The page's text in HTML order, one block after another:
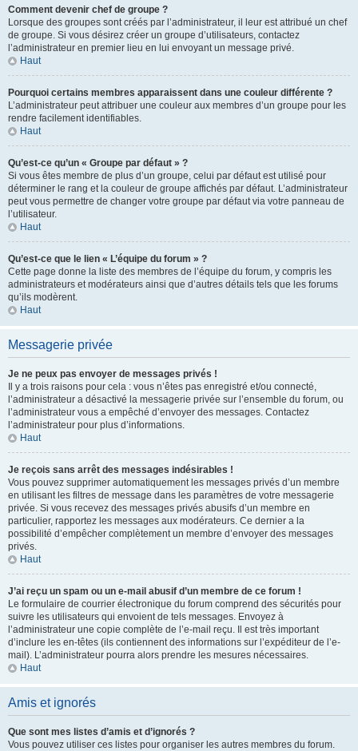
Comment devenir chef de groupe ?
Lorsque des groupes sont créés par l’administrateur, il leur est attribué un chef
de groupe. Si vous désirez créer un groupe d’utilisateurs, contactez
l’administrateur en premier lieu en lui envoyant un message privé.
Haut
Pourquoi certains membres apparaissent dans une couleur différente ?
L’administrateur peut attribuer une couleur aux membres d’un groupe pour les
rendre facilement identifiables.
Haut
Qu’est-ce qu’un « Groupe par défaut » ?
Si vous êtes membre de plus d’un groupe, celui par défaut est utilisé pour
déterminer le rang et la couleur de groupe affichés par défaut. L’administrateur
peut vous permettre de changer votre groupe par défaut via votre panneau de
l’utilisateur.
Haut
Qu’est-ce que le lien « L’équipe du forum » ?
Cette page donne la liste des membres de l’équipe du forum, y compris les
administrateurs et modérateurs ainsi que d’autres détails tels que les forums
qu’ils modèrent.
Haut
Messagerie privée
Je ne peux pas envoyer de messages privés !
Il y a trois raisons pour cela : vous n’êtes pas enregistré et/ou connecté,
l’administrateur a désactivé la messagerie privée sur l’ensemble du forum, ou
l’administrateur vous a empêché d’envoyer des messages. Contactez
l’administrateur pour plus d’informations.
Haut
Je reçois sans arrêt des messages indésirables !
Vous pouvez supprimer automatiquement les messages privés d’un membre
en utilisant les filtres de message dans les paramètres de votre messagerie
privée. Si vous recevez des messages privés abusifs d’un membre en
particulier, rapportez les messages aux modérateurs. Ce dernier a la
possibilité d’empêcher complètement un membre d’envoyer des messages
privés.
Haut
J’ai reçu un spam ou un e-mail abusif d’un membre de ce forum !
Le formulaire de courrier électronique du forum comprend des sécurités pour
suivre les utilisateurs qui envoient de tels messages. Envoyez à
l’administrateur une copie complète de l’e-mail reçu. Il est très important
d’inclure les en-têtes (ils contiennent des informations sur l’expéditeur de l’e-
mail). L’administrateur pourra alors prendre les mesures nécessaires.
Haut
Amis et ignorés
Que sont mes listes d’amis et d’ignorés ?
Vous pouvez utiliser ces listes pour organiser les autres membres du forum.